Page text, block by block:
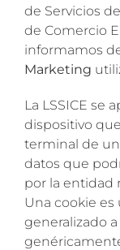
de Servicios
de Comercio
informamos
Marketing
La LSSICE se
dispositivo
terminal de
datos que
por la entidad
Una cookie es
generalizado